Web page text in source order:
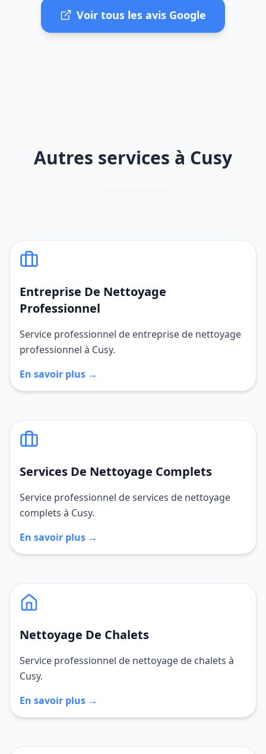
Voir tous les avis Google
Autres services à Cusy
Entreprise De Nettoyage
Professionnel
Service professionnel de entreprise de nettoyage
professionnel à Cusy.
En savoir plus →
Services De Nettoyage Complets
Service professionnel de services de nettoyage
complets à Cusy.
En savoir plus →
Nettoyage De Chalets
Service professionnel de nettoyage de chalets à
Cusy.
En savoir plus →